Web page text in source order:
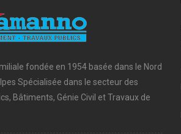
fondée en 1954 basée dans le Nord
Spécialisée dans le secteur des
Bâtiments, Génie Civil et Travaux de